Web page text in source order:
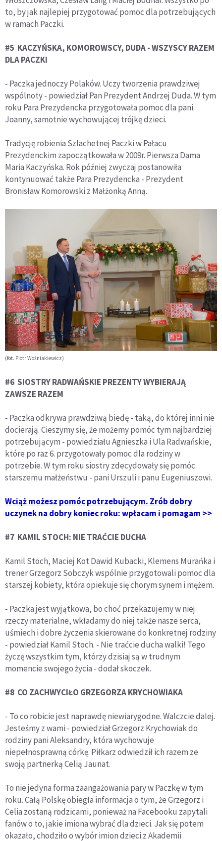
to, by jak najlepiej przygotować pomoc dla potrzebujących
w ramach Paczki.
#5 KACZYŃSKA, KOMOROWSCY, DUDA - WSZYSCY RAZEM
DLA PACZKI
- Paczka jednoczy Polaków. Uczy tworzenia prawdziwej
wspólnoty - powiedział Pan Prezydent Andrzej Duda. W tym
roku Para Prezydencka przygotowała pomoc dla pani
Joanny, samotnie wychowującej trójkę dzieci.
Tradycję robienia Szlachetnej Paczki w Pałacu
Prezydenckim zapoczątkowała w 2009r. Pierwsza Dama
Maria Kaczyńska. Rok później zwyczaj postanowiła
kontynuować także Para Prezydencka - Prezydent
Bronisław Komorowski z Małżonką Anną.
(fot. Piotr Woźniakiewicz)
#6 SIOSTRY RADWAŃSKIE PREZENTY WYBIERAJĄ
ZAWSZE RAZEM
- Paczka odkrywa prawdziwą biedę - taką, do której inni nie
docierają. Cieszymy się, że możemy pomóc tym najbardziej
potrzebującym - powiedziału Agnieszka i Ula Radwańskie,
które po raz 6. przygotowały pomoc dla rodziny w
potrzebie. W tym roku siostry zdecydowały się pomóc
starszemu małżeństwu - pani Urszuli i panu Eugeniuszowi.
Wciąż możesz pomóc potrzebującym. Zrób dobry
uczynek na dobry koniec roku: wpłacam i pomagam >>
#7 KAMIL STOCH: NIE TRAĆCIE DUCHA
Kamil Stoch, Maciej Kot Dawid Kubacki, Klemens Murańka i
trener Grzegorz Sobczyk wspólnie przygotowali pomoc dla
starszej kobiety, która opiekuje się chorym synem i mężem.
- Paczka jest wyjątkowa, bo choć przekazujemy w niej
rzeczy materialne, wkładamy do niej także nasze serca,
uśmiech i dobre życzenia skierowane do konkretnej rodziny
- powiedział Kamil Stoch. - Nie traćcie ducha walki! Tego
życzę wszystkim tym, którzy dzisiaj są w trudnym
momencie swojego życia - dodał skoczek.
#8 CO ZACHWYCIŁO GRZEGORZA KRYCHOWIAKA
- To co robicie jest naprawdę niewiarygodne. Walczcie dalej.
Jesteśmy z wami - powiedział Grzegorz Krychowiak do
rodziny pani Aleksandry, która wychowuje
niepełnosprawną córkę. Piłkarz odwiedził ich razem ze
swoją partnerką Celią Jaunat.
To nie jedyna forma zaangażowania pary w Paczkę w tym
roku. Całą Polskę obiegła informacja o tym, że Grzegorz i
Celia zostaną rodzicami, ponieważ na Facebooku zapytali
fanów o to, jakie imiona wybrać dla dzieci. Jak się potem
okazało, chodziło o wybór imion dzieci z Akademii